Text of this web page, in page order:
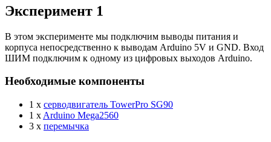
Эксперимент 1
В этом эксперименте мы подключим выводы питания и
корпуса непосредственно к выводам Arduino 5V и GND. Вход
ШИМ подключим к одному из цифровых выходов Arduino.
Необходимые компоненты
1 x серводвигатель TowerPro SG90
1 x Arduino Mega2560
3 x перемычка